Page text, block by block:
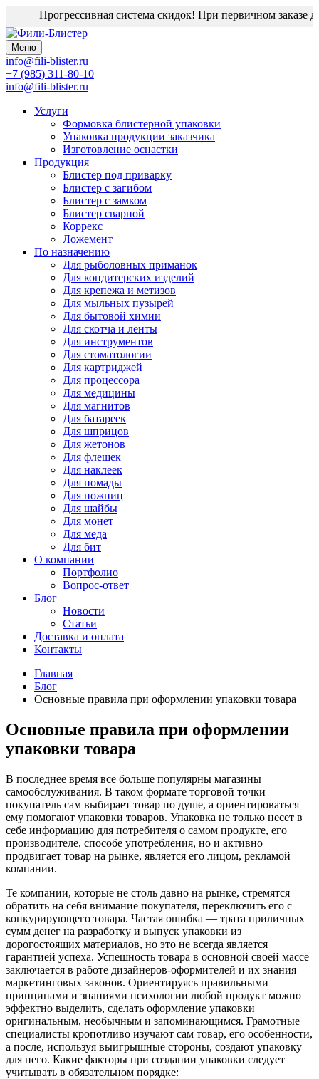
Прогрессивная система скидок! При первичном заказе дизайн-
Меню
info@fili-blister.ru
+7 (985) 311-80-10
info@fili-blister.ru
Услуги
Формовка блистерной упаковки
Упаковка продукции заказчика
Изготовление оснастки
Продукция
Блистер под приварку
Блистер с загибом
Блистер с замком
Блистер сварной
Коррекс
Ложемент
По назначению
Для рыболовных приманок
Для кондитерских изделий
Для крепежа и метизов
Для мыльных пузырей
Для бытовой химии
Для скотча и ленты
Для инструментов
Для стоматологии
Для картриджей
Для процессора
Для медицины
Для магнитов
Для батареек
Для шприцов
Для жетонов
Для флешек
Для наклеек
Для помады
Для ножниц
Для шайбы
Для монет
Для меда
Для бит
О компании
Портфолио
Вопрос-ответ
Блог
Новости
Статьи
Доставка и оплата
Контакты
Главная
Блог
Основные правила при оформлении упаковки товара
Основные правила при оформлении
упаковки товара
В последнее время все больше популярны магазины
самообслуживания. В таком формате торговой точки
покупатель сам выбирает товар по душе, а ориентироваться
ему помогают упаковки товаров. Упаковка не только несет в
себе информацию для потребителя о самом продукте, его
производителе, способе употребления, но и активно
продвигает товар на рынке, является его лицом, рекламой
компании.
Те компании, которые не столь давно на рынке, стремятся
обратить на себя внимание покупателя, переключить его с
конкурирующего товара. Частая ошибка — трата приличных
сумм денег на разработку и выпуск упаковки из
дорогостоящих материалов, но это не всегда является
гарантией успеха. Успешность товара в основной своей массе
заключается в работе дизайнеров-оформителей и их знания
маркетинговых законов. Ориентируясь правильными
принципами и знаниями психологии любой продукт можно
эффектно выделить, сделать оформление упаковки
оригинальным, необычным и запоминающимся. Грамотные
специалисты кропотливо изучают сам товар, его особенности,
а после, используя выигрышные стороны, создают упаковку
для него. Какие факторы при создании упаковки следует
учитывать в обязательном порядке: